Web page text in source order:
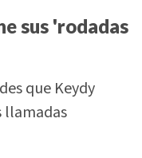
sus 'rodadas
que Keydy
llamadas